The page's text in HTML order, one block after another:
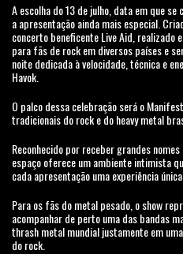
A escolha do 13 de julho, data em que
a apresentação ainda mais especial.
concerto beneficente Live Aid, realizado
para fãs de rock em diversos países e
noite dedicada à velocidade, técnica e
Havok.
O palco dessa celebração será o
tradicionais do rock e do heavy metal
Reconhecido por receber grandes
espaço oferece um ambiente intimista
cada apresentação uma experiência única.
Para os fãs do metal pesado, o show
acompanhar de perto uma das bandas
thrash metal mundial justamente em
do rock.